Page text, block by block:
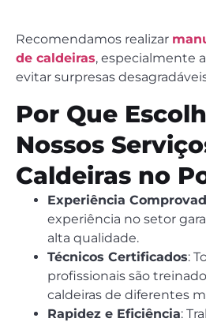
Recomendamos realizar
de caldeiras, especialmente
evitar surpresas
Por Que
Nossos
Caldeiras no
Experiência
experiência no setor
alta qualidade.
Técnicos Certificados:
profissionais são
caldeiras de diferentes
Rapidez e Eficiência: